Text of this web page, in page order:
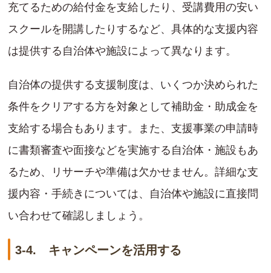
充てるための給付金を支給したり、受講費用の安い
スクールを開講したりするなど、具体的な支援内容
は提供する自治体や施設によって異なります。
自治体の提供する支援制度は、いくつか決められた
条件をクリアする方を対象として補助金・助成金を
支給する場合もあります。また、支援事業の申請時
に書類審査や面接などを実施する自治体・施設もあ
るため、リサーチや準備は欠かせません。詳細な支
援内容・手続きについては、自治体や施設に直接問
い合わせて確認しましょう。
3-4. キャンペーンを活用する